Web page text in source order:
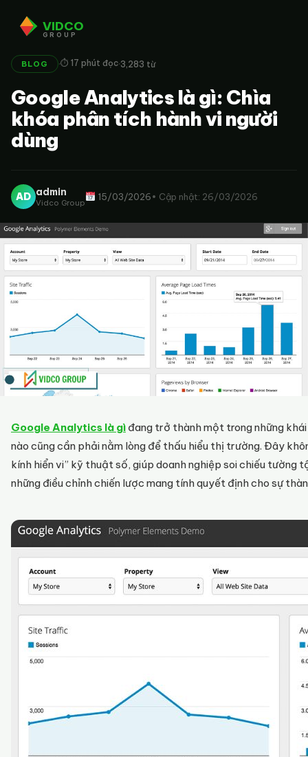
VIDCO
GROUP
BLOG ·⏱ 17 phút đọc·3,283 từ
Google Analytics là gì: Chìa
khóa phân tích hành vi người
dùng
AD admin
Vidco Group
15/03/2026• Cập nhật: 26/03/2026
Google Analytics là gì đang trở thành một trong những
nào cũng cần phải nằm lòng để thấu hiểu thị trường. Đây
kính hiển vi” kỹ thuật số, giúp doanh nghiệp soi chiếu tường
những điều chỉnh chiến lược mang tính quyết định cho sự